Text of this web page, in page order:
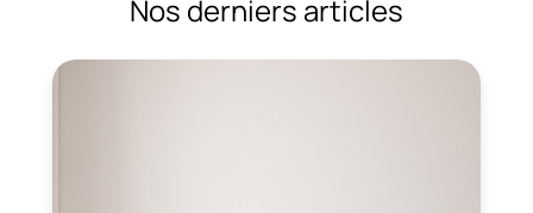
Nos derniers articles